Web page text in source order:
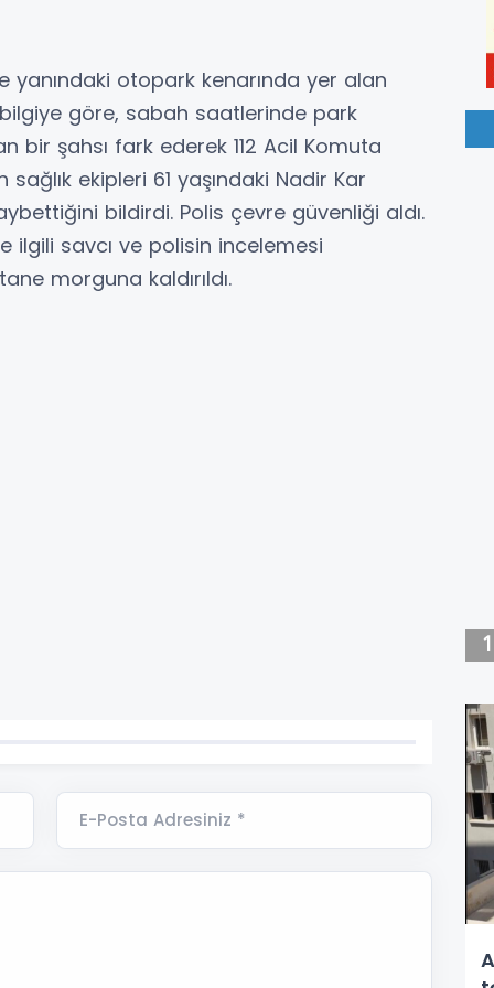
yanındaki otopark kenarında yer alan
göre, sabah saatlerinde park
bir şahsı fark ederek 112 Acil Komuta
ekipleri 61 yaşındaki Nadir Kar
bildirdi. Polis çevre güvenliği aldı.
ilgili savcı ve polisin incelemesi
morguna kaldırıldı.
E-Posta Adresiniz *